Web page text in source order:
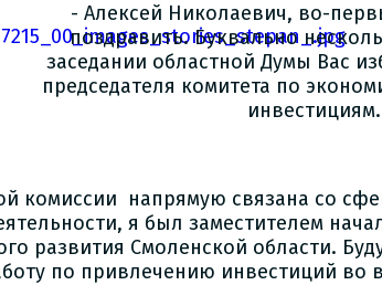
- Алексей Николаевич, во-
поздравить. Буквально
заседании областной Думы Вас
председателя комитета по
инвестициям.
комиссии напрямую связана со
я был заместителем
развития Смоленской области.
по привлечению инвестиций во